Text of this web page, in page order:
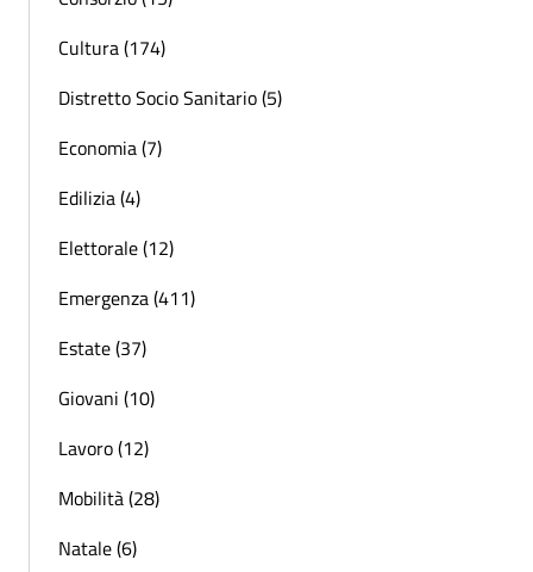
Cultura (174)
Distretto Socio Sanitario (5)
Economia (7)
Edilizia (4)
Elettorale (12)
Emergenza (411)
Estate (37)
Giovani (10)
Lavoro (12)
Mobilità (28)
Natale (6)